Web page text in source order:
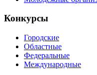
Конкурсы
Городские
Областные
Федеральные
Международные